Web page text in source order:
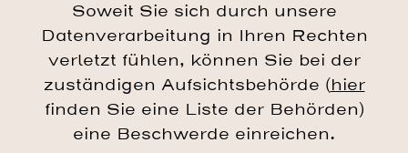
Soweit Sie sich durch unsere
Datenverarbeitung in Ihren Rechten
verletzt fühlen, können Sie bei der
zuständigen Aufsichtsbehörde (hier
finden Sie eine Liste der Behörden)
eine Beschwerde einreichen.